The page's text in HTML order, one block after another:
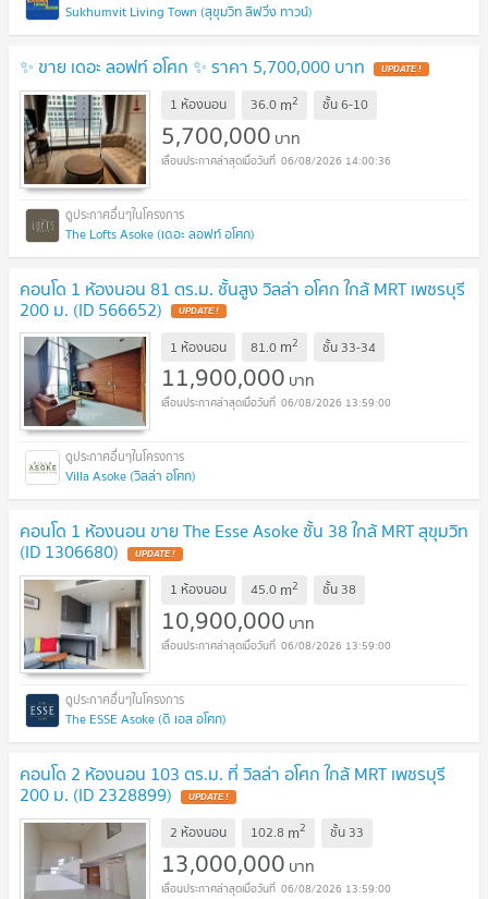
Sukhumvit Living Town (สุขุมวิท ลิฟวิ่ง ทาวน์)
✨ ขาย เดอะ ลอฟท์ อโศก ✨ ราคา 5,700,000 บาท UPDATE !
1 ห้องนอน 36.0 m2 ชั้น6-10
5,700,000 บาท
06/08/2026 14:00:36
The Lofts Asoke (เดอะ ลอฟท์ อโศก)
คอนโด 1 ห้องนอน 81 ตร.ม. ชั้นสูง วิลล่า อโศก ใกล้ MRT เพชรบุรี
200 ม. (ID 566652) UPDATE !
1 ห้องนอน 81.0 m2 ชั้น 33-34
11,900,000 บาท
06/08/2026 13:59:00
Villa Asoke (วิลล่า อโศก)
คอนโด 1 ห้องนอน ขาย The Esse Asoke ชั้น 38 ใกล้ MRT สุขุมวิท
(ID 1306680) UPDATE !
1 ห้องนอน 45.0 m2 ชั้น 38
10,900,000 บาท
06/08/2026 13:59:00
The ESSE Asoke (ดิ เอส อโศก)
คอนโด 2 ห้องนอน 103 ตร.ม. ที่ วิลล่า อโศก ใกล้ MRT เพชรบุรี
200 ม. (ID 2328899) UPDATE !
2 ห้องนอน 102.8 m2 ชั้น 33
13,000,000 บาท
06/08/2026 13:59:00